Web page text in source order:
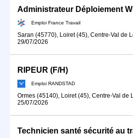
Emploi France Travail
Saran (45770), Loiret (45), Centre-Val de
29/07/2026
RIPEUR (F/H)
Emploi RANDSTAD
Ormes (45140), Loiret (45), Centre-Val de
25/07/2026
Technicien santé sécurité au